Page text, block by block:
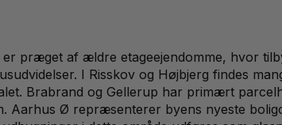
præget af ældre etageejendomme, hvor
I Risskov og Højbjerg findes
Brabrand og Gellerup har primært
Aarhus Ø repræsenterer byens nyeste